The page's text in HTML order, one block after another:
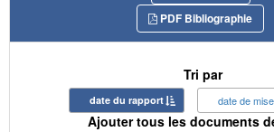
PDF Bibliographie
Tri par
date du rapport date de
Ajouter tous les documents